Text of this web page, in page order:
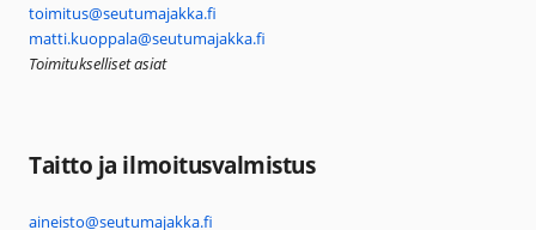
toimitus@seutumajakka.fi
matti.kuoppala@seutumajakka.fi
Toimitukselliset asiat
Taitto ja ilmoitusvalmistus
aineisto@seutumajakka.fi